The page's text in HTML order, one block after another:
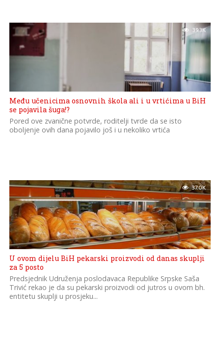
39.3K
Među učenicima osnovnih škola ali i u vrtićima u BiH
se pojavila šuga!?
Pored ove zvanične potvrde, roditelji tvrde da se isto
oboljenje ovih dana pojavilo još i u nekoliko vrtića
37.0K
U ovom dijelu BiH pekarski proizvodi od danas skuplji
za 5 posto
Predsjednik Udruženja poslodavaca Republike Srpske Saša
Trivić rekao je da su pekarski proizvodi od jutros u ovom bh.
entitetu skuplji u prosjeku...